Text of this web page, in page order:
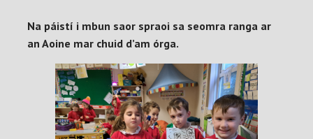
Na páistí i mbun saor spraoi sa seomra ranga ar
an Aoine mar chuid d’am órga.